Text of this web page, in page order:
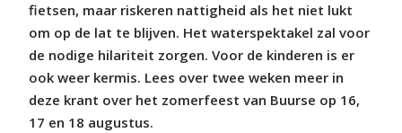
fietsen, maar riskeren nattigheid als het niet lukt
om op de lat te blijven. Het waterspektakel zal voor
de nodige hilariteit zorgen. Voor de kinderen is er
ook weer kermis. Lees over twee weken meer in
deze krant over het zomerfeest van Buurse op 16,
17 en 18 augustus.